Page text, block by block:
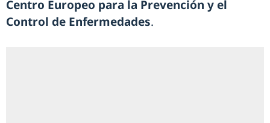
Centro Europeo para la Prevención y el
Control de Enfermedades.